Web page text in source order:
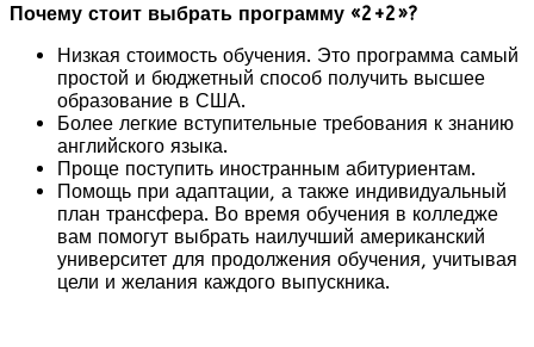
Почему стоит выбрать программу «2+2»?
Низкая стоимость обучения. Это программа самый
простой и бюджетный способ получить высшее
образование в США.
Более легкие вступительные требования к знанию
английского языка.
Проще поступить иностранным абитуриентам.
Помощь при адаптации, а также индивидуальный
план трансфера. Во время обучения в колледже
вам помогут выбрать наилучший американский
университет для продолжения обучения, учитывая
цели и желания каждого выпускника.